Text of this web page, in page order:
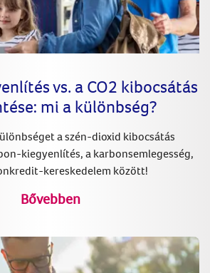
vs. a CO2 kibocsátás
mi a különbség?
a szén-dioxid kibocsátás
kiegyenlítés, a karbonsemlegesség,
kereskedelem között!
Bővebben